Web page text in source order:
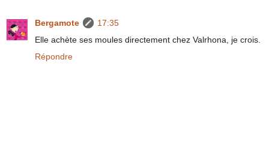
Bergamote
17:35
Elle achète ses moules directement chez Valrhona, je crois.
Répondre